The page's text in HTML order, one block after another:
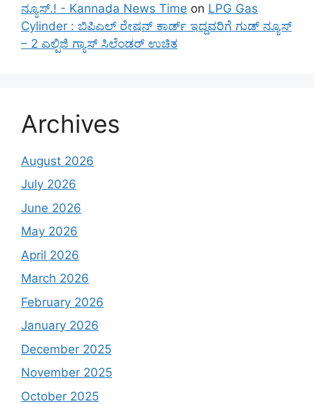
ನ್ಯೂಸ್.! - Kannada News Time on LPG Gas
Cylinder : ಬಿಪಿಎಲ್ ರೇಷನ್ ಕಾರ್ಡ್ ಇದ್ದವರಿಗೆ ಗುಡ್ ನ್ಯೂಸ್
– 2 ಎಲ್ಪಿಜಿ ಗ್ಯಾಸ್ ಸಿಲೆಂಡರ್ ಉಚಿತ
Archives
August 2026
July 2026
June 2026
May 2026
April 2026
March 2026
February 2026
January 2026
December 2025
November 2025
October 2025